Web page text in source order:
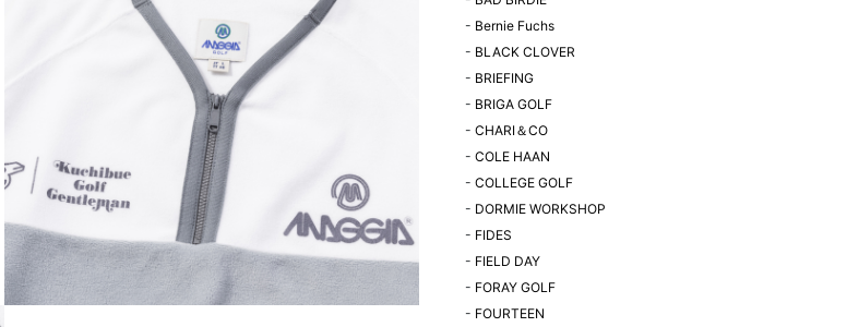
- Bernie Fuchs
- BLACK CLOVER
- BRIEFING
- BRIGA GOLF
- CHARI＆CO
- COLE HAAN
- COLLEGE GOLF
- DORMIE WORKSHOP
- FIDES
- FIELD DAY
- FORAY GOLF
- FOURTEEN